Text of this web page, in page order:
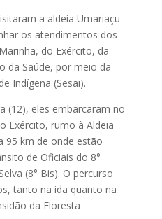
a aldeia Umariaçu
os atendimentos dos
do Exército, da
da Saúde, por meio da
Indígena (Sesai).
(12), eles embarcaram no
Exército, rumo à Aldeia
95 km de onde estão
de Oficiais do 8°
(8° Bis). O percurso
tanto na ida quanto na
da Floresta